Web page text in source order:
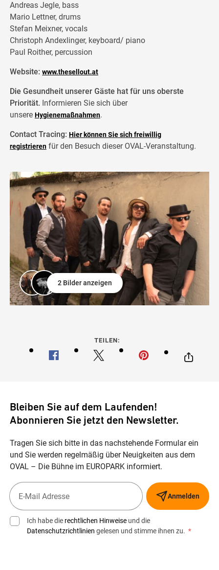
Andreas Jegle, bass
Mario Lettner, drums
Stefan Meixner, vocals
Christoph Andexlinger, keyboard/ piano
Paul Roither, percussion
Website: www.thesellout.at
Die Gesundheit unserer Gäste hat für uns oberste
Priorität. Informieren Sie sich über
unsere Hygienemaßnahmen.
Contact Tracing: Hier können Sie sich freiwillig
registrieren für den Besuch dieser OVAL-Veranstaltung.
2 Bilder anzeigen
TEILEN:
Bleiben Sie auf dem Laufenden!
Abonnieren Sie jetzt den Newsletter.
Tragen Sie sich bitte in das nachstehende Formular ein
und Sie werden regelmäßig über Neuigkeiten aus dem
OVAL – Die Bühne im EUROPARK informiert.
Anmelden
Ich habe die rechtlichen Hinweise und die
Datenschutzrichtlinien gelesen und stimme ihnen zu. *